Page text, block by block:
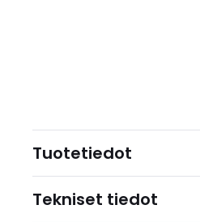
Tuotetiedot
Tekniset tiedot